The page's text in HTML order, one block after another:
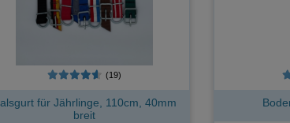
(19)
für Jährlinge, 110cm, 40mm
breit